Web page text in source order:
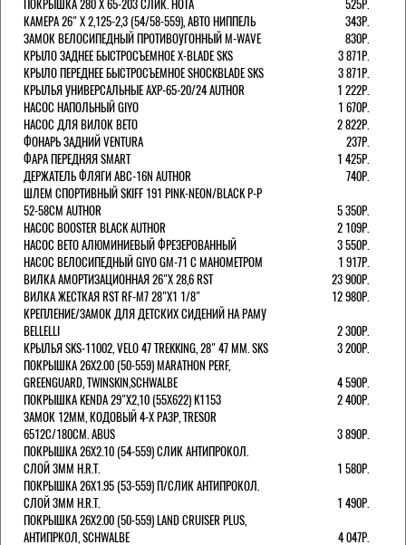
ПОКРЫШКА 280 X 65-203 СЛИК. HOTA
525Р.
КАМЕРА 26" X 2,125-2,3 (54/58-559), АВТО НИППЕЛЬ
343Р.
ЗАМОК ВЕЛОСИПЕДНЫЙ ПРОТИВОУГОННЫЙ M-WAVE
830Р.
КРЫЛО ЗАДНЕЕ БЫСТРОСЪЕМНОЕ X-BLADE SKS
3 871Р.
КРЫЛО ПЕРЕДНЕЕ БЫСТРОСЪЕМНОЕ SHOCKBLADE SKS
3 871Р.
КРЫЛЬЯ УНИВЕРСАЛЬНЫЕ AXP-65-20/24 AUTHOR
1 222Р.
НАСОС НАПОЛЬНЫЙ GIYO
1 670Р.
НАСОС ДЛЯ ВИЛОК ВЕТО
2 822Р.
ФОНАРЬ ЗАДНИЙ VENTURA
237Р.
ФАРА ПЕРЕДНЯЯ SMART
1 425Р.
ДЕРЖАТЕЛЬ ФЛЯГИ ABC-16N AUTHOR
740Р.
ШЛЕМ СПОРТИВНЫЙ SKIFF 191 PINK-NEON/BLACK Р-Р
52-58СМ AUTHOR
5 350Р.
НАСОС BOOSTER BLACK AUTHOR
2 109Р.
НАСОС BETO АЛЮМИНИЕВЫЙ ФРЕЗЕРОВАННЫЙ
3 550Р.
НАСОС ВЕЛОСИПЕДНЫЙ GIYO GM-71 С МАНОМЕТРОМ
1 917Р.
ВИЛКА АМОРТИЗАЦИОННАЯ 26"Х 28,6 RST
23 900Р.
ВИЛКА ЖЕСТКАЯ RST RF-M7 28"Х1 1/8"
12 980Р.
КРЕПЛЕНИЕ/ЗАМОК ДЛЯ ДЕТСКИХ СИДЕНИЙ НА РАМУ
BELLELLI
2 300Р.
КРЫЛЬЯ SKS-11002, VELO 47 TREKKING, 28" 47 ММ. SKS
3 200Р.
ПОКРЫШКА 26X2.00 (50-559) MARATHON PERF,
GREENGUARD, TWINSKIN,SCHWALBE
4 590Р.
ПОКРЫШКА KENDA 29"Х2,10 (55X622) K1153
2 400Р.
ЗАМОК 12ММ, КОДОВЫЙ 4-Х РАЗР, TRESOR
6512C/180СМ. ABUS
3 890Р.
ПОКРЫШКА 26X2.10 (54-559) СЛИК АНТИПРОКОЛ.
СЛОЙ 3ММ H.R.T.
1 580Р.
ПОКРЫШКА 26X1.95 (53-559) П/СЛИК АНТИПРОКОЛ.
СЛОЙ 3ММ H.R.T.
1 490Р.
ПОКРЫШКА 26X2.00 (50-559) LAND CRUISER PLUS,
АНТИПРКОЛ, SCHWALBE
4 047Р.